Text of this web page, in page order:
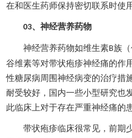
在和医生药师保持密切联系时使用
03、 神经营养药物
神经营养药物如维生素B族
谷维素等对带状疱疹神经痛的作
性糖尿病周围神经病变的治疗措
耐受较好，国内一些小型研究也
此临床上对于存在严重神经痛的
带状疱疹临床很常见，前期